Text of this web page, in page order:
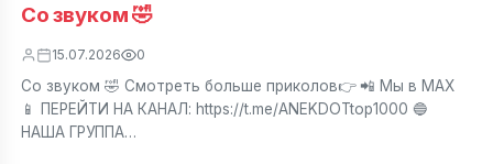
Со звуком 🤣
15.07.2026 0
Со звуком 🤣 Смотреть больше приколов👉 📲 Мы в МАХ
📱 ПЕРЕЙТИ НА КАНАЛ: https://t.me/ANEKDOTtop1000 🔵
НАША ГРУППА…